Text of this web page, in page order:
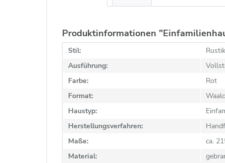
Produktinformationen
Stil:
Ausführung:
Farbe:
Rot
Format:
Haustyp:
Herstellungsverfahren:
Maße:
ca.
Material: